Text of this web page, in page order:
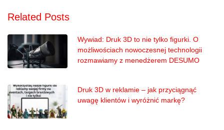
Related Posts
Wywiad: Druk 3D to nie tylko figurki. O
możliwościach nowoczesnej technologii
rozmawiamy z menedżerem DESUMO
Druk 3D w reklamie – jak przyciągnąć
uwagę klientów i wyróżnić markę?